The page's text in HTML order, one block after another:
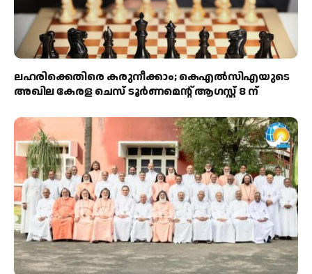
ലഹരിക്കെതിരെ കരുനീക്കാം; കെഎൽസിഎയുടെ
അഖില കേരള ചെസ് ടൂർണമെന്റ് ആഗസ്റ്റ് 8 ന്